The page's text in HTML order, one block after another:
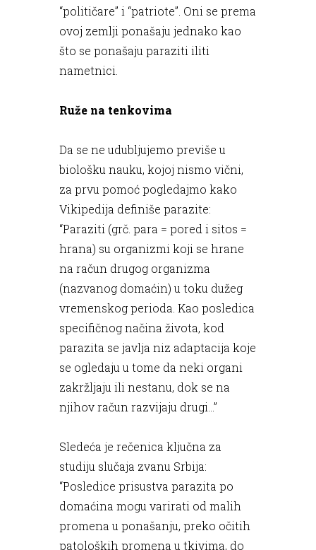
“političare” i “patriote”. Oni se prema
ovoj zemlji ponašaju jednako kao
što se ponašaju paraziti iliti
nametnici.
Ruže na tenkovima
Da se ne udubljujemo previše u
biološku nauku, kojoj nismo vični,
za prvu pomoć pogledajmo kako
Vikipedija definiše parazite:
“Paraziti (grč. para = pored i sitos =
hrana) su organizmi koji se hrane
na račun drugog organizma
(nazvanog domaćin) u toku dužeg
vremenskog perioda. Kao posledica
specifičnog načina života, kod
parazita se javlja niz adaptacija koje
se ogledaju u tome da neki organi
zakržljaju ili nestanu, dok se na
njihov račun razvijaju drugi…”
Sledeća je rečenica ključna za
studiju slučaja zvanu Srbija:
“Posledice prisustva parazita po
domaćina mogu varirati od malih
promena u ponašanju, preko očitih
patoloških promena u tkivima, do